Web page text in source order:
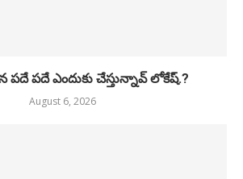
పదే పదే ఎందుకు చేస్తున్నావ్ లోకేష్.?
August 6, 2026